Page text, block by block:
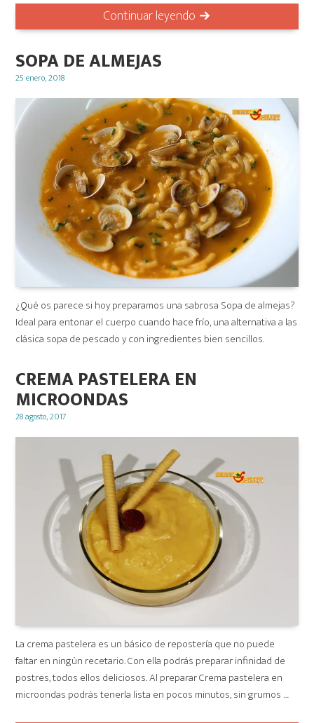
Continuar leyendo
SOPA DE ALMEJAS
Posted
25 enero, 2018
¿Qué os parece si hoy preparamos una sabrosa Sopa de almejas?
Ideal para entonar el cuerpo cuando hace frío, una alternativa a las
clásica sopa de pescado y con ingredientes bien sencillos.
CREMA PASTELERA EN
MICROONDAS
Posted
28 agosto, 2017
La crema pastelera es un básico de repostería que no puede
faltar en ningún recetario. Con ella podrás preparar infinidad de
postres, todos ellos deliciosos. Al preparar Crema pastelera en
microondas podrás tenerla lista en pocos minutos, sin grumos …